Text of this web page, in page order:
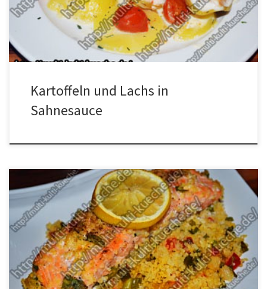
geschnittenen Kartoffeln in eine gefettete Form geben dann mit
Salz und Pfeffer vermischen. Nun die Sahne mit der Milch, […]
Kartoffeln und Lachs in
Sahnesauce
Zutaten für Lachs auf Bulgur und Gemüse Für den Fisch500g (4
Stücke) Lachs4 ZitronenseibenSalz und Pfeffer Für den Bulgur250g
Bulgur1 Zwiebeletwas Zitronensaft2 rote und grüne
SpitzpaprikaLauchzwiebeln1 Knoblauchzeheetwas
PetersilieOlivenöl, Salz Zubereitung für Lachs auf Bulgur und
Gemüse Den Knobi pressen, die Paprikas, die Zwiebeln und die
Petersilie klein schneiden. Etwas Salz […]